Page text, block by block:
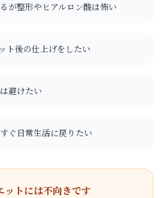
が整形やヒアルロン酸は怖い
ト後の仕上げをしたい
避けたい
ぐ日常生活に戻りたい
ットには不向きです